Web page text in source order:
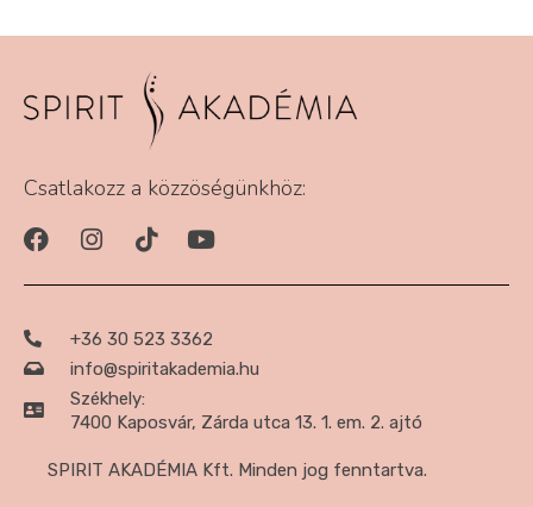
Csatlakozz a közzöségünkhöz:
+36 30 523 3362
info@spiritakademia.hu
Székhely:
7400 Kaposvár, Zárda utca 13. 1. em. 2. ajtó
SPIRIT AKADÉMIA Kft. Minden jog fenntartva.